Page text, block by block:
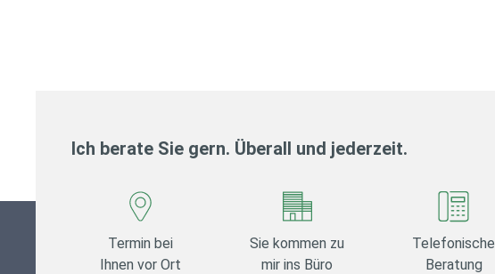
Ich berate Sie gern. Überall und jederzeit.
Termin bei
Ihnen vor Ort
Sie kommen zu
mir ins Büro
Telefonische
Beratung